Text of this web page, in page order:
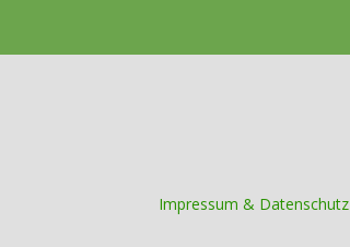
Impressum & Datenschutz